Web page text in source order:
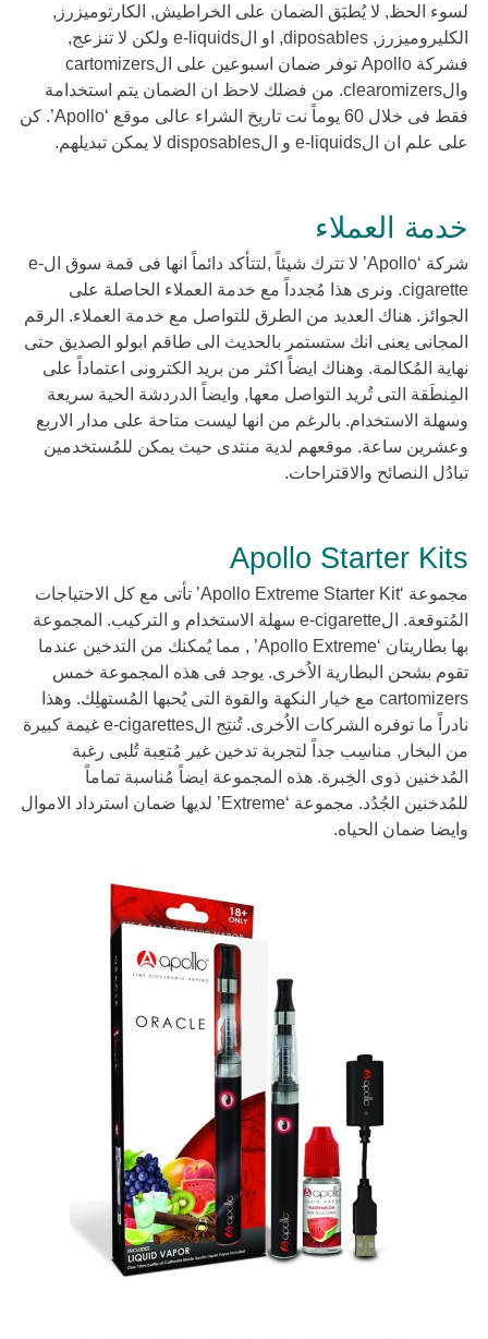
لسوء الحظ, لا يُطبَق الضمان على الخراطيش, الكارتوميزرز,
الكليروميزرز, diposables, او الe-liquids ولكن لا تنزعج,
فشركة Apollo توفر ضمان اسبوعين على الcartomizers
والclearomizers. من فضلك لاحظ ان الضمان يتم استخدامة
فقط فى خلال 60 يوماً نت تاريخ الشراء عالى موقع ‘Apollo’. كن
على علم ان الe-liquids و الdisposables لا يمكن تبديلهم.
خدمة العملاء
شركة ‘Apollo’ لا تترك شيئاً ,لتتأكد دائماً انها فى قمة سوق الe-
cigarette. ونرى هذا مُجدداً مع خدمة العملاء الحاصلة على
الجوائز. هناك العديد من الطرق للتواصل مع خدمة العملاء. الرقم
المجانى يعنى انك ستستمر بالحديث الى طاقم ابولو الصديق حتى
نهاية المُكالمة. وهناك ايضاً اكثر من بريد الكترونى اعتماداً على
المِنطَقة التى تُريد التواصل معها, وايضاً الدردشة الحية سريعة
وسهلة الاستخدام. بالرغم من انها ليست متاحة على مدار الاربع
وعشرين ساعة. موقعهم لدية منتدى حيث يمكن للمُستخدمين
تبادُل النصائح والاقتراحات.
Apollo Starter Kits
مجموعة ‘Apollo Extreme Starter Kit’ تأتى مع كل الاحتياجات
المُتوقعة. الe-cigarette سهلة الاستخدام و التركيب. المجموعة
بها بطاريتان ‘Apollo Extreme’ , مما يُمكنك من التدخين عندما
تقوم بشحن البطارية الاُخرى. يوجد فى هذه المجموعة خمس
cartomizers مع خيار النكهة والقوة التى يُحبها المُستهلِك. وهذا
نادراً ما توفره الشركات الاُخرى. تُنتِج الe-cigarettes غيمة كبيرة
من البخار, مناسِب جداً لتجربة تدخين غير مُتعِبة تُلبى رغبة
المُدخنين ذوى الخِبرة. هذه المجموعة ايضاً مُناسبة تماماً
للمُدخنين الجُدُد. مجموعة ‘Extreme’ لديها ضمان استرداد الاموال
وايضا ضمان الحياه.